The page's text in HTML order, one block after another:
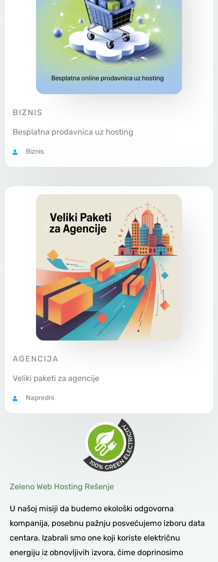
BIZNIS
Besplatna prodavnica uz hosting
Biznis
AGENCIJA
Veliki paketi za agencije
Napredni
Zeleno Web Hosting Rešenje
U našoj misiji da budemo ekološki odgovorna
kompanija, posebnu pažnju posvećujemo izboru data
centara. Izabrali smo one koji koriste električnu
energiju iz obnovljivih izvora, čime doprinosimo